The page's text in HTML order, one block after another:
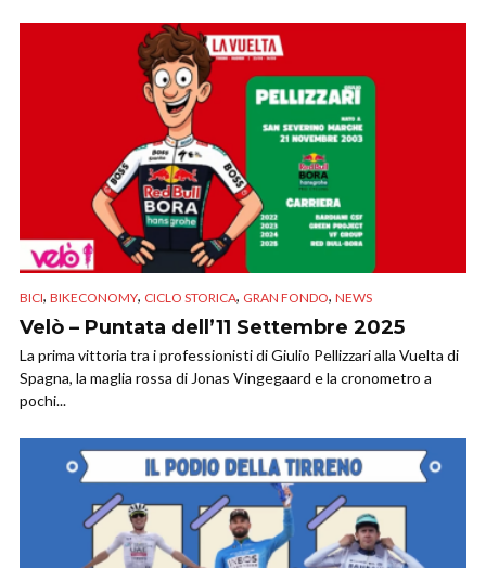
BICI, BIKECONOMY, CICLO STORICA, GRAN FONDO, NEWS
Velò – Puntata dell’11 Settembre 2025
La prima vittoria tra i professionisti di Giulio Pellizzari alla Vuelta di
Spagna, la maglia rossa di Jonas Vingegaard e la cronometro a
pochi...